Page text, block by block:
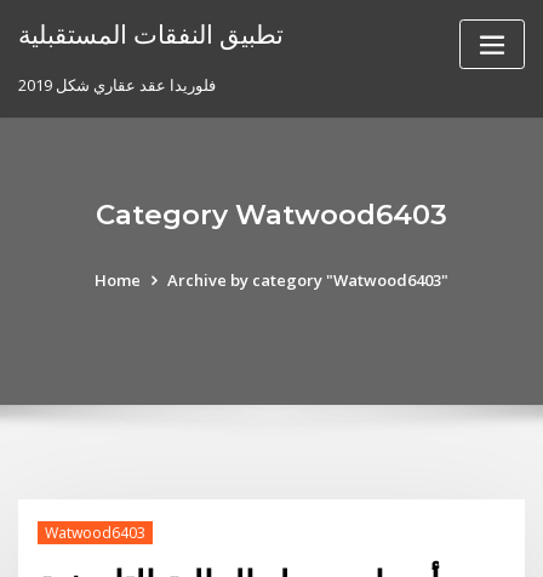
تطبيق النفقات المستقبلية
فلوريدا عقد عقاري شكل 2019
Category Watwood6403
Home Archive by category "Watwood6403"
Watwood6403